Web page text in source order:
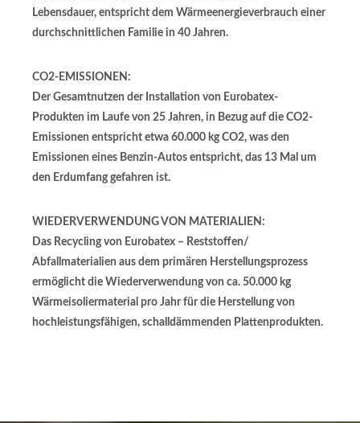
Lebensdauer, entspricht dem Wärmeenergieverbrauch einer
durchschnittlichen Familie in 40 Jahren.
CO2-EMISSIONEN:
Der Gesamtnutzen der Installation von Eurobatex-
Produkten im Laufe von 25 Jahren, in Bezug auf die CO2-
Emissionen entspricht etwa 60.000 kg CO2, was den
Emissionen eines Benzin-Autos entspricht, das 13 Mal um
den Erdumfang gefahren ist.
WIEDERVERWENDUNG VON MATERIALIEN:
Das Recycling von Eurobatex – Reststoffen/
Abfallmaterialien aus dem primären Herstellungsprozess
ermöglicht die Wiederverwendung von ca. 50.000 kg
Wärmeisoliermaterial pro Jahr für die Herstellung von
hochleistungsfähigen, schalldämmenden Plattenprodukten.